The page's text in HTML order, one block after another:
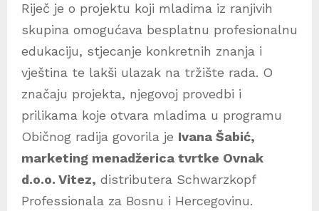
Riječ je o projektu koji mladima iz ranjivih
skupina omogućava besplatnu profesionalnu
edukaciju, stjecanje konkretnih znanja i
vještina te lakši ulazak na tržište rada. O
značaju projekta, njegovoj provedbi i
prilikama koje otvara mladima u programu
Običnog radija govorila je Ivana Šabić,
marketing menadžerica tvrtke Ovnak
d.o.o. Vitez, distributera Schwarzkopf
Professionala za Bosnu i Hercegovinu.